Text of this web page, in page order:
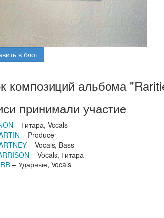
в блог
композиций альбома
принимали участие
– Гитара, Vocals
– Producer
– Vocals, Bass
– Vocals, Гитара
– Ударные, Vocals